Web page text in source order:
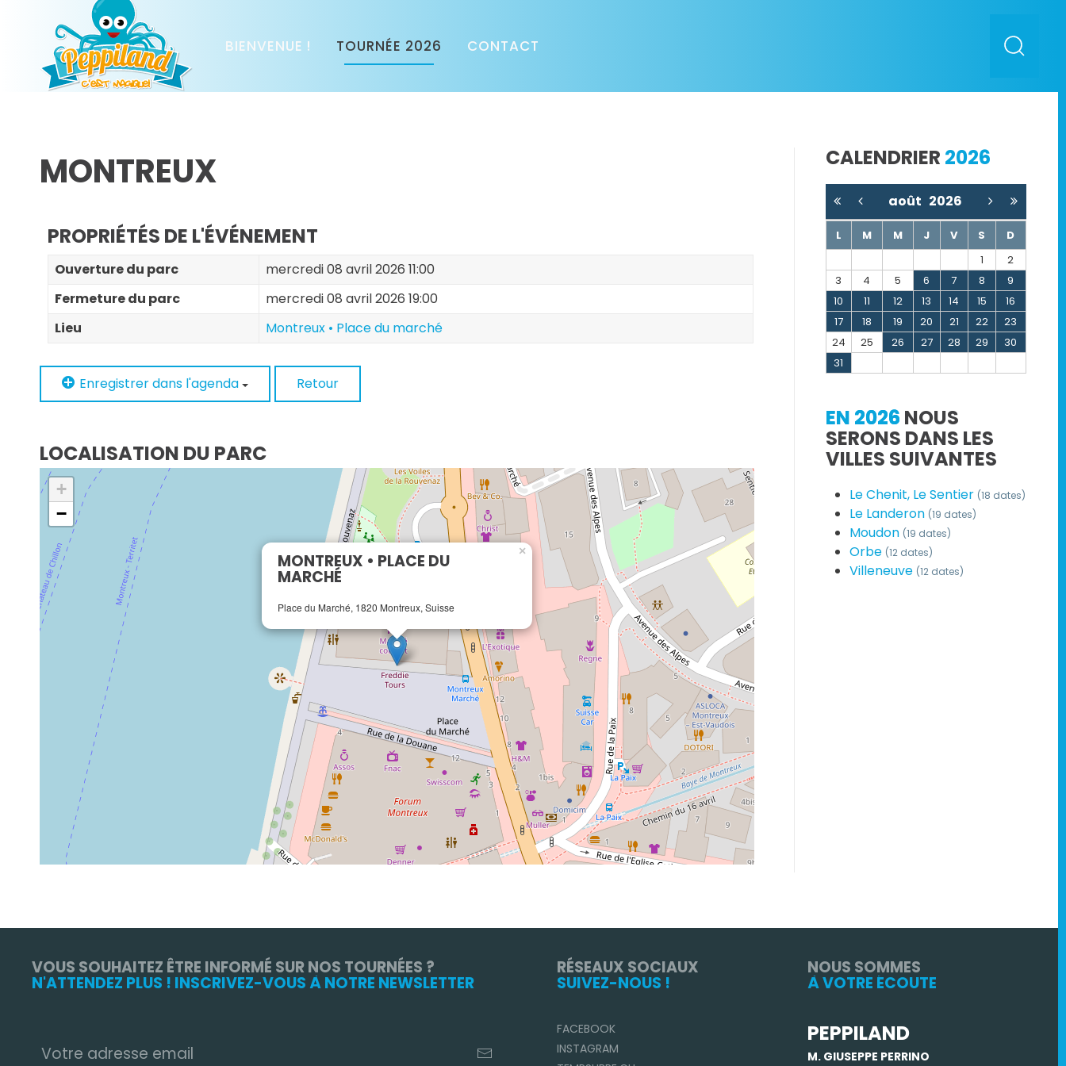
BIENVENUE ! TOURNÉE 2026 CONTACT
MONTREUX
PROPRIÉTÉS DE L'ÉVÉNEMENT
Ouverture du parc
mercredi 08 avril 2026 11:00
Fermeture du parc
mercredi 08 avril 2026 19:00
Lieu
Montreux • Place du marché
Enregistrer dans l'agenda Retour
LOCALISATION DU PARC
MONTREUX • PLACE DU
MARCHÉ
Place du Marché, 1820 Montreux, Suisse
×
+
−
CALENDRIER 2026
août 2026
L M M J V S
D
1
2
3
4 5 6 7 8
9
10
11 12 13 14 15
16
17
18 19 20 21 22
23
24
25 26 27 28 29
30
31
EN 2026 NOUS
SERONS DANS LES
VILLES SUIVANTES
Le Chenit, Le Sentier (18 dates)
Le Landeron (19 dates)
Moudon (19 dates)
Orbe (12 dates)
Villeneuve (12 dates)
VOUS SOUHAITEZ ÊTRE INFORMÉ SUR NOS TOURNÉES ?
N'ATTENDEZ PLUS ! INSCRIVEZ-VOUS À NOTRE NEWSLETTER
RÉSEAUX SOCIAUX
SUIVEZ-NOUS !
FACEBOOK
INSTAGRAM
NOUS SOMMES
À VOTRE ÉCOUTE
PEPPILAND
M. GIUSEPPE PERRINO